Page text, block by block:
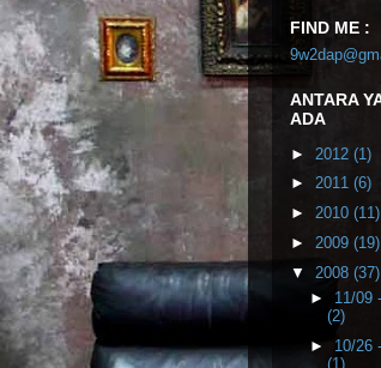
FIND ME :
ANTARA
ADA
► 2012 (1)
► 2011 (6)
► 2010 (11)
► 2009 (19)
▼ 2008 (37)
► 11/09
(2)
► 10/26
(1)